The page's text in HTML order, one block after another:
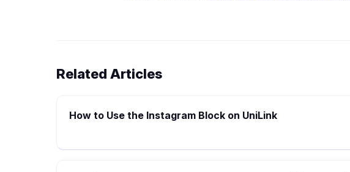
Related Articles
How to Use the Instagram Block on UniLink